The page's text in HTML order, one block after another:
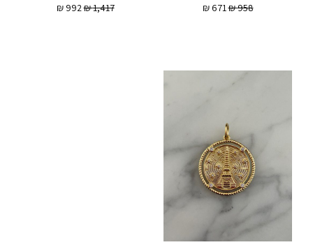
958
₪
671
₪
1,417
₪
992
₪